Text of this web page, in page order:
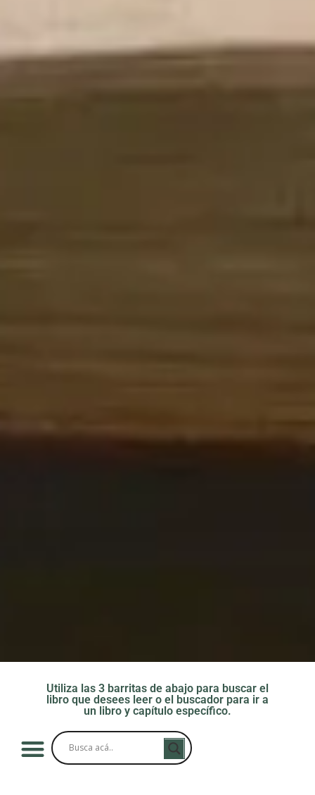
Utiliza las 3 barritas de abajo para buscar el
libro que desees leer o el buscador para ir a
un libro y capítulo específico.